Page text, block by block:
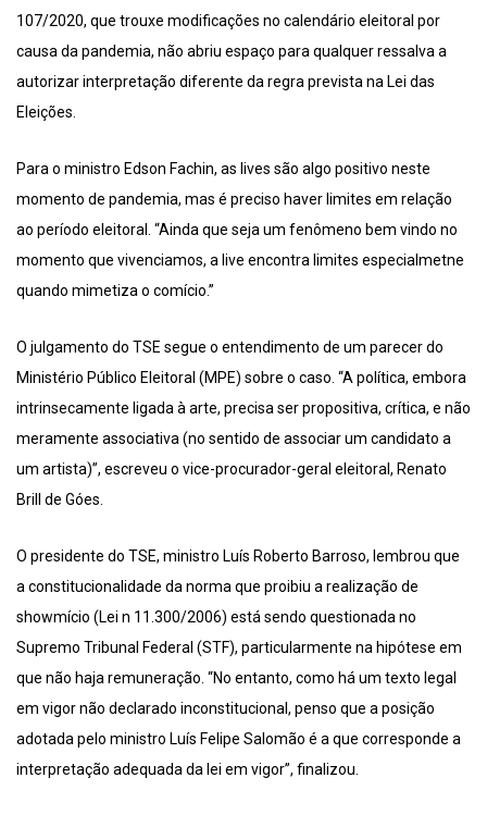
107/2020, que trouxe modificações no calendário eleitoral por
causa da pandemia, não abriu espaço para qualquer ressalva a
autorizar interpretação diferente da regra prevista na Lei das
Eleições.
Para o ministro Edson Fachin, as lives são algo positivo neste
momento de pandemia, mas é preciso haver limites em relação
ao período eleitoral. “Ainda que seja um fenômeno bem vindo no
momento que vivenciamos, a live encontra limites especialmetne
quando mimetiza o comício.”
O julgamento do TSE segue o entendimento de um parecer do
Ministério Público Eleitoral (MPE) sobre o caso. “A política, embora
intrinsecamente ligada à arte, precisa ser propositiva, crítica, e não
meramente associativa (no sentido de associar um candidato a
um artista)”, escreveu o vice-procurador-geral eleitoral, Renato
Brill de Góes.
O presidente do TSE, ministro Luís Roberto Barroso, lembrou que
a constitucionalidade da norma que proibiu a realização de
showmício (Lei n 11.300/2006) está sendo questionada no
Supremo Tribunal Federal (STF), particularmente na hipótese em
que não haja remuneração. “No entanto, como há um texto legal
em vigor não declarado inconstitucional, penso que a posição
adotada pelo ministro Luís Felipe Salomão é a que corresponde a
interpretação adequada da lei em vigor”, finalizou.